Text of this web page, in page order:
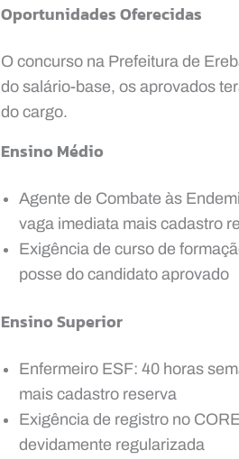
Oportunidades Oferecidas
O concurso na Prefeitura de
do salário-base, os aprovados
do cargo.
Ensino Médio
Agente de Combate às
vaga imediata mais cadastro
Exigência de curso de
posse do candidato aprovado
Ensino Superior
Enfermeiro ESF: 40 horas
mais cadastro reserva
Exigência de registro no
devidamente regularizada